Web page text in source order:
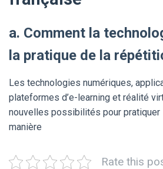
a. Comment la
la pratique de la
Les technologies numériques,
plateformes d’e-learning et réalité
nouvelles possibilités pour pratiquer
manière
Rate this